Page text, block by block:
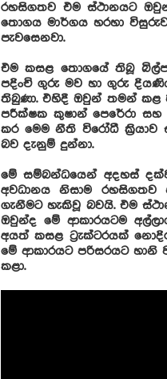
රහසිගතව එම ස්ථානයට
තොගය මාර්ගය හරහා
පැවසෙනවා.
එම කසළ තොගයේ තිබූ
පදිංචි ගුරු මව හා ගුරු දියණිය
තිබුණා. එහිදී ඔවුන් තමන් කළ
පරීක්ෂක කුෂාන් පෙරේරා
කර මෙම නීති විරෝධී
බව දැනුම් දුන්නා.
මේ සම්බන්ධයෙන් අදහස්
අවධානය නිසාම රහසිගතව
ගැනීමට හැකිවූ බවයි. එම
ඔවුන්ද මේ ආකාරයටම
අයත් කසළ ට්‍රැක්ටරයක්
මේ ආකාරයට පරිසරයට
කළා.